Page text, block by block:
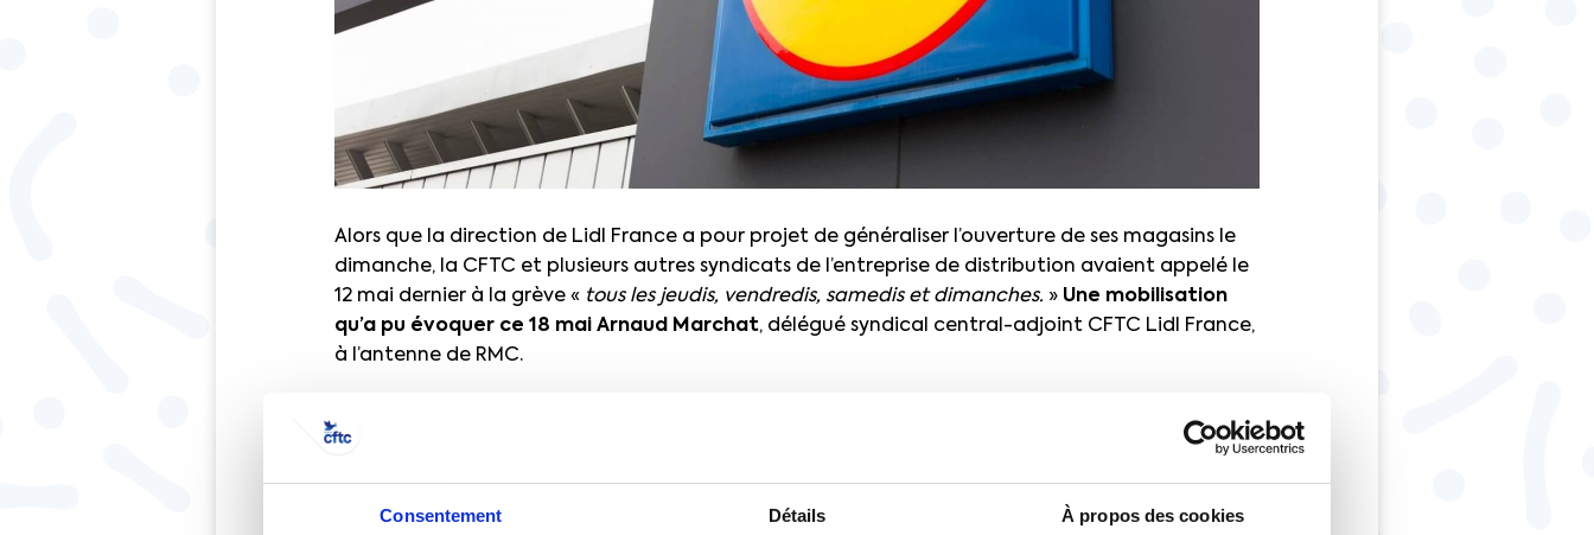
Consentement Détails À propos des cookies
Alors que la direction de Lidl France a pour projet de généraliser l’ouverture de ses magasins le
dimanche, la CFTC et plusieurs autres syndicats de l’entreprise de distribution avaient appelé le
12 mai dernier à la grève « tous les jeudis, vendredis, samedis et dimanches. » Une mobilisation
qu’a pu évoquer ce 18 mai Arnaud Marchat, délégué syndical central-adjoint CFTC Lidl France,
à l’antenne de RMC.
découvrir cette interview de Christophe Lefevre
délégué syndical central CFTC de Lidl